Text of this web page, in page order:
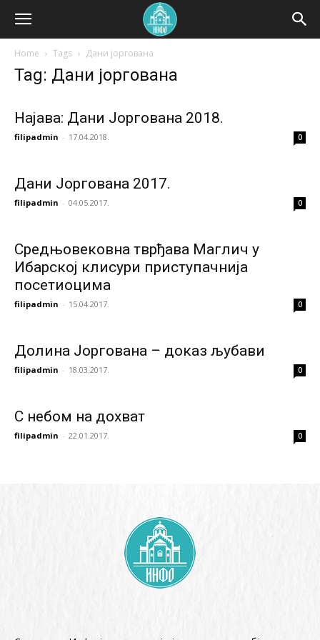
Home Tags Дани јоргована
Tag: Дани јоргована
Најава: Дани Јоргована 2018.
filipadmin - 17.04.2018. 0
Дани Јоргована 2017.
filipadmin - 04.05.2017. 0
Средњовековна тврђава Маглич у
Ибарској клисури приступачнија
посетиоцима
filipadmin - 15.04.2017. 0
Долина Јоргована – доказ љубави
filipadmin - 18.03.2017. 0
С небом на дохват
filipadmin - 22.01.2017. 0